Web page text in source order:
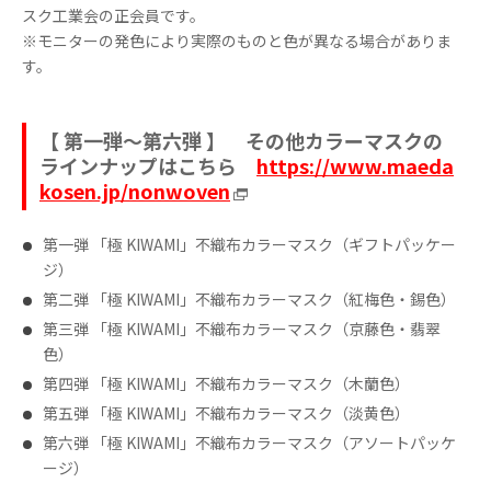
スク工業会の正会員です。
※モニターの発色により実際のものと色が異なる場合がありま
す。
【 第一弾～第六弾 】 その他カラーマスクの
ラインナップはこちら https://www.maeda
kosen.jp/nonwoven
第一弾 「極 KIWAMI」不織布カラーマスク（ギフトパッケー
ジ）
第二弾 「極 KIWAMI」不織布カラーマスク（紅梅色・錫色）
第三弾 「極 KIWAMI」不織布カラーマスク（京藤色・翡翠
色）
第四弾 「極 KIWAMI」不織布カラーマスク（木蘭色）
第五弾 「極 KIWAMI」不織布カラーマスク（淡黄色）
第六弾 「極 KIWAMI」不織布カラーマスク（アソートパッケ
ージ）